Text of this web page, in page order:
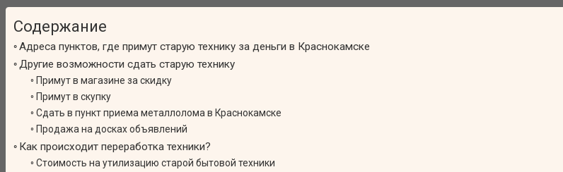
Содержание
Адреса пунктов, где примут старую технику за деньги в Краснокамске
Другие возможности сдать старую технику
Примут в магазине за скидку
Примут в скупку
Сдать в пункт приема металлолома в Краснокамске
Продажа на досках объявлений
Как происходит переработка техники?
Стоимость на утилизацию старой бытовой техники